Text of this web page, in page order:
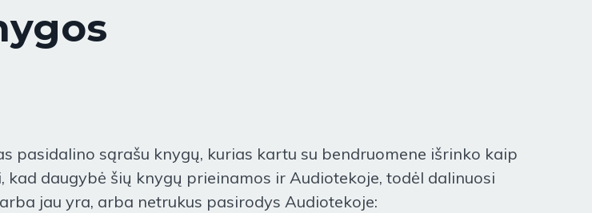
pasidalino sąrašu knygų, kurias kartu su bendruomene išrinko kaip
daugybė šių knygų prieinamos ir Audiotekoje, todėl dalinuosi
jau yra, arba netrukus pasirodys Audiotekoje: